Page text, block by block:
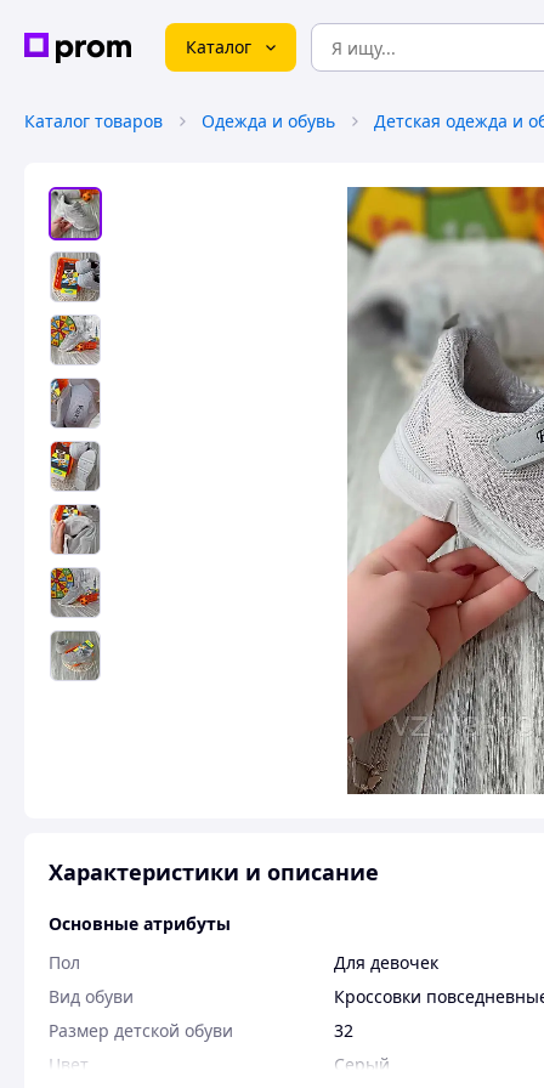
Каталог
Каталог товаров Одежда и обувь Детская одежда и
Характеристики и описание
Основные атрибуты
Пол
Для девочек
Вид обуви
Кроссовки
Размер детской обуви
32
Цвет
Серый